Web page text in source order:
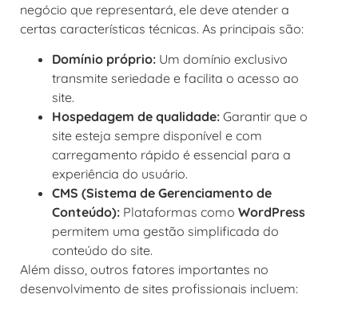
negócio que representará, ele deve atender a
certas características técnicas. As principais são:
Domínio próprio: Um domínio exclusivo
transmite seriedade e facilita o acesso ao
site.
Hospedagem de qualidade: Garantir que o
site esteja sempre disponível e com
carregamento rápido é essencial para a
experiência do usuário.
CMS (Sistema de Gerenciamento de
Conteúdo): Plataformas como WordPress
permitem uma gestão simplificada do
conteúdo do site.
Além disso, outros fatores importantes no
desenvolvimento de sites profissionais incluem: